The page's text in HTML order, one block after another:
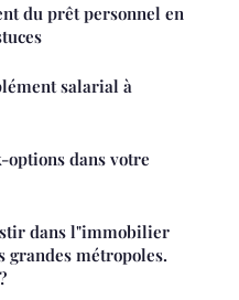
du prêt personnel en
salarial à
dans votre
dans l"immobilier
grandes métropoles.